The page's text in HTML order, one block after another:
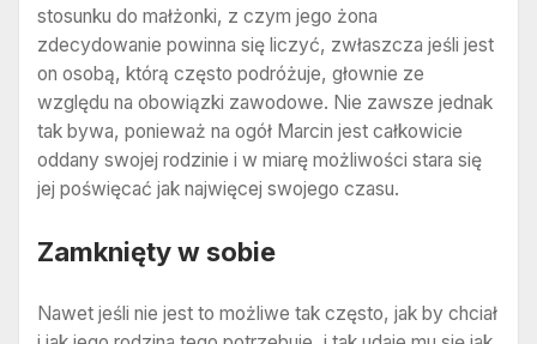
stosunku do małżonki, z czym jego żona
zdecydowanie powinna się liczyć, zwłaszcza jeśli jest
on osobą, którą często podróżuje, głownie ze
względu na obowiązki zawodowe. Nie zawsze jednak
tak bywa, ponieważ na ogół Marcin jest całkowicie
oddany swojej rodzinie i w miarę możliwości stara się
jej poświęcać jak najwięcej swojego czasu.
Zamknięty w sobie
Nawet jeśli nie jest to możliwe tak często, jak by chciał